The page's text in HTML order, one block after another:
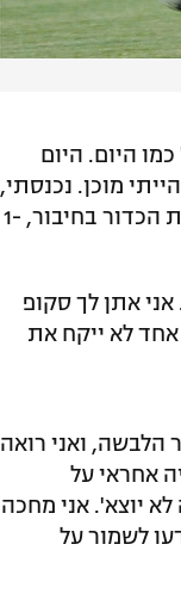
היום. היום
מוכן. נכנסתי,
ובדקה 88 שמתי גול עם רגל שמאל, שבכלל לא הייתה לי רגל שמאל. הדבקתי את הכדור בחיבור, 1-
מספר 10 וההיררכיה: "אלברט גזל לא שיחק והוא עם חולצה מספר 10. אני אתן לך סקופ
לא ייקח את
הלבשה, ואני רואה
אחראי על
לא יוצא'. אני מחכה
לשמור על